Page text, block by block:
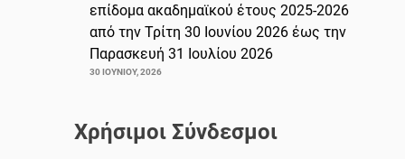
επίδομα ακαδημαϊκού έτους 2025-2026
από την Τρίτη 30 Ιουνίου 2026 έως την
Παρασκευή 31 Ιουλίου 2026
30 ΙΟΥΝΊΟΥ, 2026
Χρήσιμοι Σύνδεσμοι